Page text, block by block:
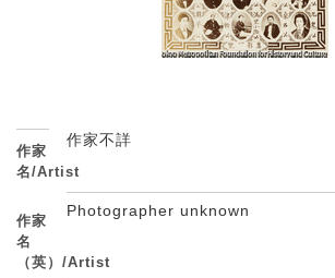
作家
名/Artist
作家不詳
作家
名
（英）/Artist
Photographer unknown